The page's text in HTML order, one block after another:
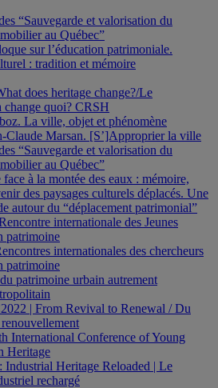
“Sauvegarde et valorisation du
au Québec”
sur l’éducation patrimoniale.
: tradition et mémoire
does heritage change?/Le
change quoi? CRSH
La ville, objet et phénomène
Claude Marsan. [S’]Approprier la ville
“Sauvegarde et valorisation du
au Québec”
à la montée des eaux : mémoire,
des paysages culturels déplacés. Une
autour du “déplacement patrimonial”
internationale des Jeunes
patrimoine
internationales des chercheurs
patrimoine
patrimoine urbain autrement
| From Revival to Renewal / Du
International Conference of Young
Heritage
Heritage Reloaded | Le
rechargé